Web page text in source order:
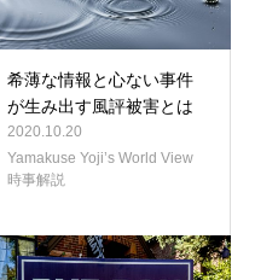
希薄な情報と心ない事件
が生み出す風評被害とは
2020.10.20
Yamakuse Yoji’s World View
時事解説